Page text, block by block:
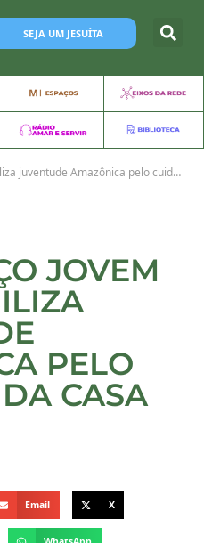
SEJA UM JESUÍTA
Amazônica pelo cuidado da casa comum
JOVEM
PELO
CASA
Email X